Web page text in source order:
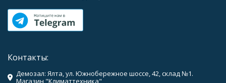
Контакты:
Демозал: Ялта, ул. Южнобережное шоссе, 42, склад №1.
Магазин "Климаттехника"